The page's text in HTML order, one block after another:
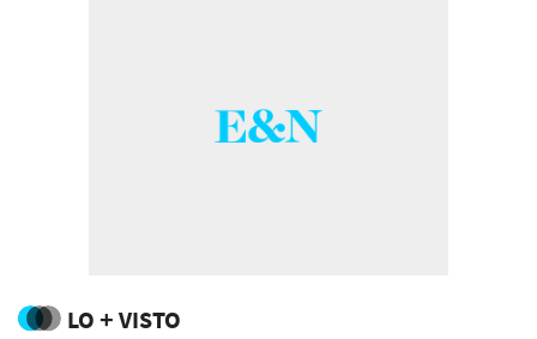
LO + VISTO